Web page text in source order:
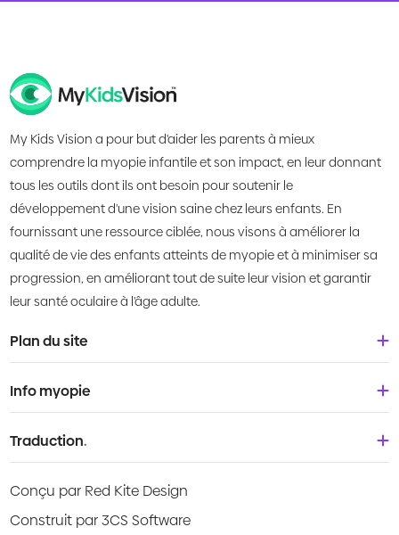
My Kids Vision a pour but d'aider les parents à mieux
comprendre la myopie infantile et son impact, en leur donnant
tous les outils dont ils ont besoin pour soutenir le
développement d'une vision saine chez leurs enfants. En
fournissant une ressource ciblée, nous visons à améliorer la
qualité de vie des enfants atteints de myopie et à minimiser sa
progression, en améliorant tout de suite leur vision et garantir
leur santé oculaire à l'âge adulte.
Plan du site
À propos de nous
Qu'est-ce que la myopie?
Centre de connaissances
Products
Info myopie
Enfants
Adolescents
Traduction.
English
Conçu par Red Kite Design
Construit par 3CS Software